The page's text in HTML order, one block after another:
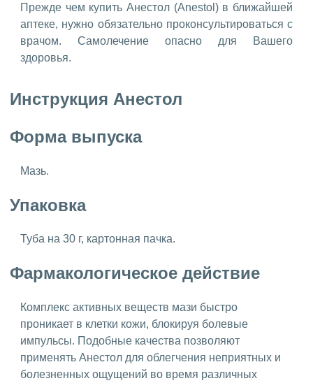
Прежде чем купить Анестол (Anestol) в ближайшей
аптеке, нужно обязательно проконсультироваться с
врачом. Самолечение опасно для Вашего
здоровья.
Инструкция Анестол
Форма выпуска
Мазь.
Упаковка
Туба на 30 г, картонная пачка.
Фармакологическое действие
Комплекс активных веществ мази быстро
проникает в клетки кожи, блокируя болевые
импульсы. Подобные качества позволяют
применять Анестол для облегчения неприятных и
болезненных ощущений во время различных